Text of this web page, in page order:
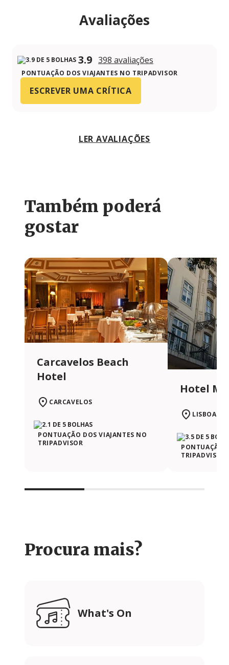
Avaliações
3.9 398 avaliações
PONTUAÇÃO DOS VIAJANTES NO TRIPADVISOR
ESCREVER UMA CRÍTICA
LER AVALIAÇÕES
Também poderá
gostar
Carcavelos Beach
Hotel
CARCAVELOS
PONTUAÇÃO DOS VIAJANTES NO
TRIPADVISOR
Hotel
LISBOA
PONTUAÇÃO
TRIPADVISOR
Procura mais?
What's On